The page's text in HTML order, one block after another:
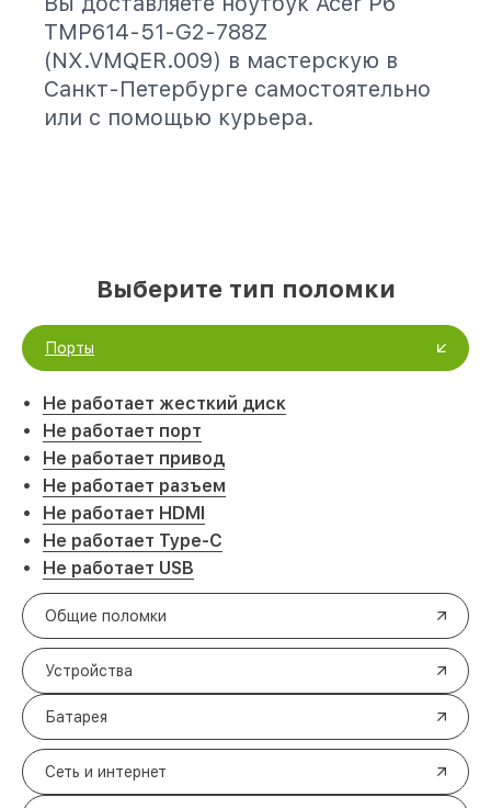
TMP614-51-G2-788Z
(NX.VMQER.009) в мастерскую в
Санкт-Петербурге самостоятельно
или с помощью курьера.
Выберите тип поломки
Порты
Не работает жесткий диск
Не работает порт
Не работает привод
Не работает разъем
Не работает HDMI
Не работает Type-C
Не работает USB
Общие поломки
Устройства
Батарея
Сеть и интернет